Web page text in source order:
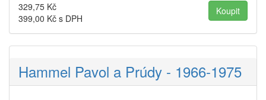
329,75 Kč
399,00 Kč s DPH
Hammel Pavol a Prúdy - 1966-1975